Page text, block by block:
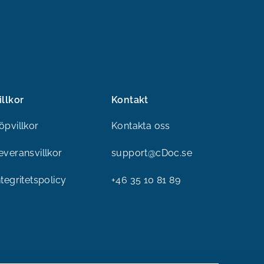
Kontakt
Kontakta oss
support@cDoc.se
+46 35 10 81 89